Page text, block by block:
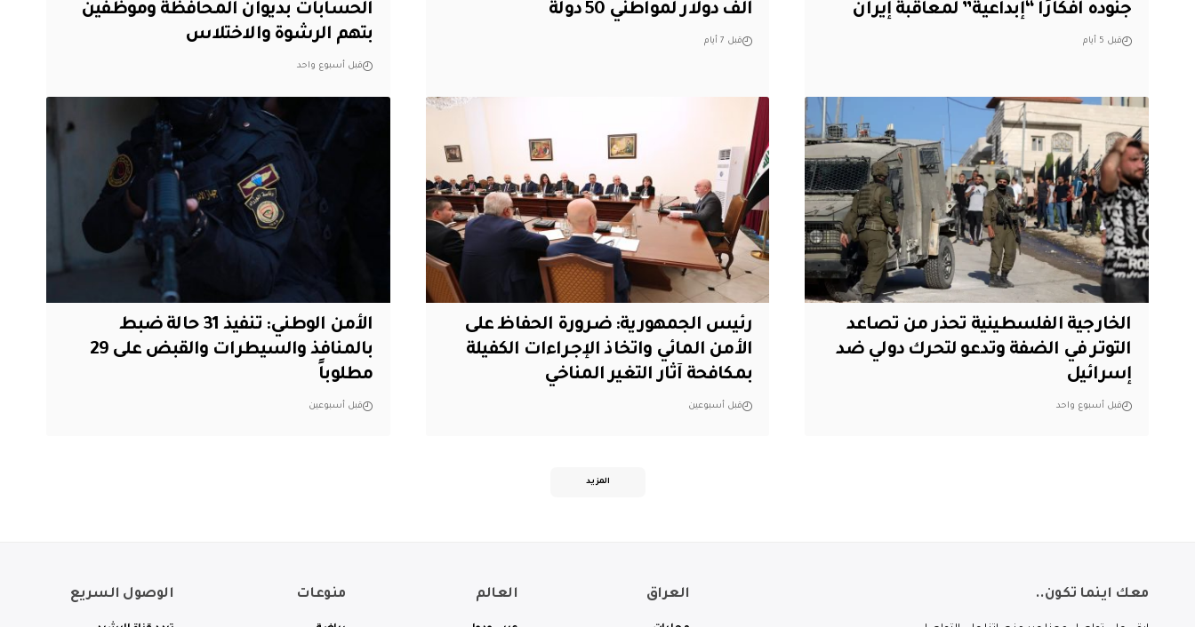
جنوده أفكارًا “إبداعية” لمعاقبة إيران
قبل 5 أيام
ألف دولار لمواطني 50 دولة
قبل 7 أيام
الحسابات بديوان المحافظة وموظفين
بتهم الرشوة والاختلاس
قبل أسبوع واحد
الخارجية الفلسطينية تحذر من تصاعد
التوتر في الضفة وتدعو لتحرك دولي ضد
إسرائيل
قبل أسبوع واحد
رئيس الجمهورية: ضرورة الحفاظ على
الأمن المائي واتخاذ الإجراءات الكفيلة
بمكافحة آثار التغير المناخي
قبل أسبوعين
الأمن الوطني: تنفيذ 31 حالة ضبط
بالمنافذ والسيطرات والقبض على 29
مطلوباً
قبل أسبوعين
المزيد
معك اينما تكون.. العراق العالم منوعات الوصول السريع